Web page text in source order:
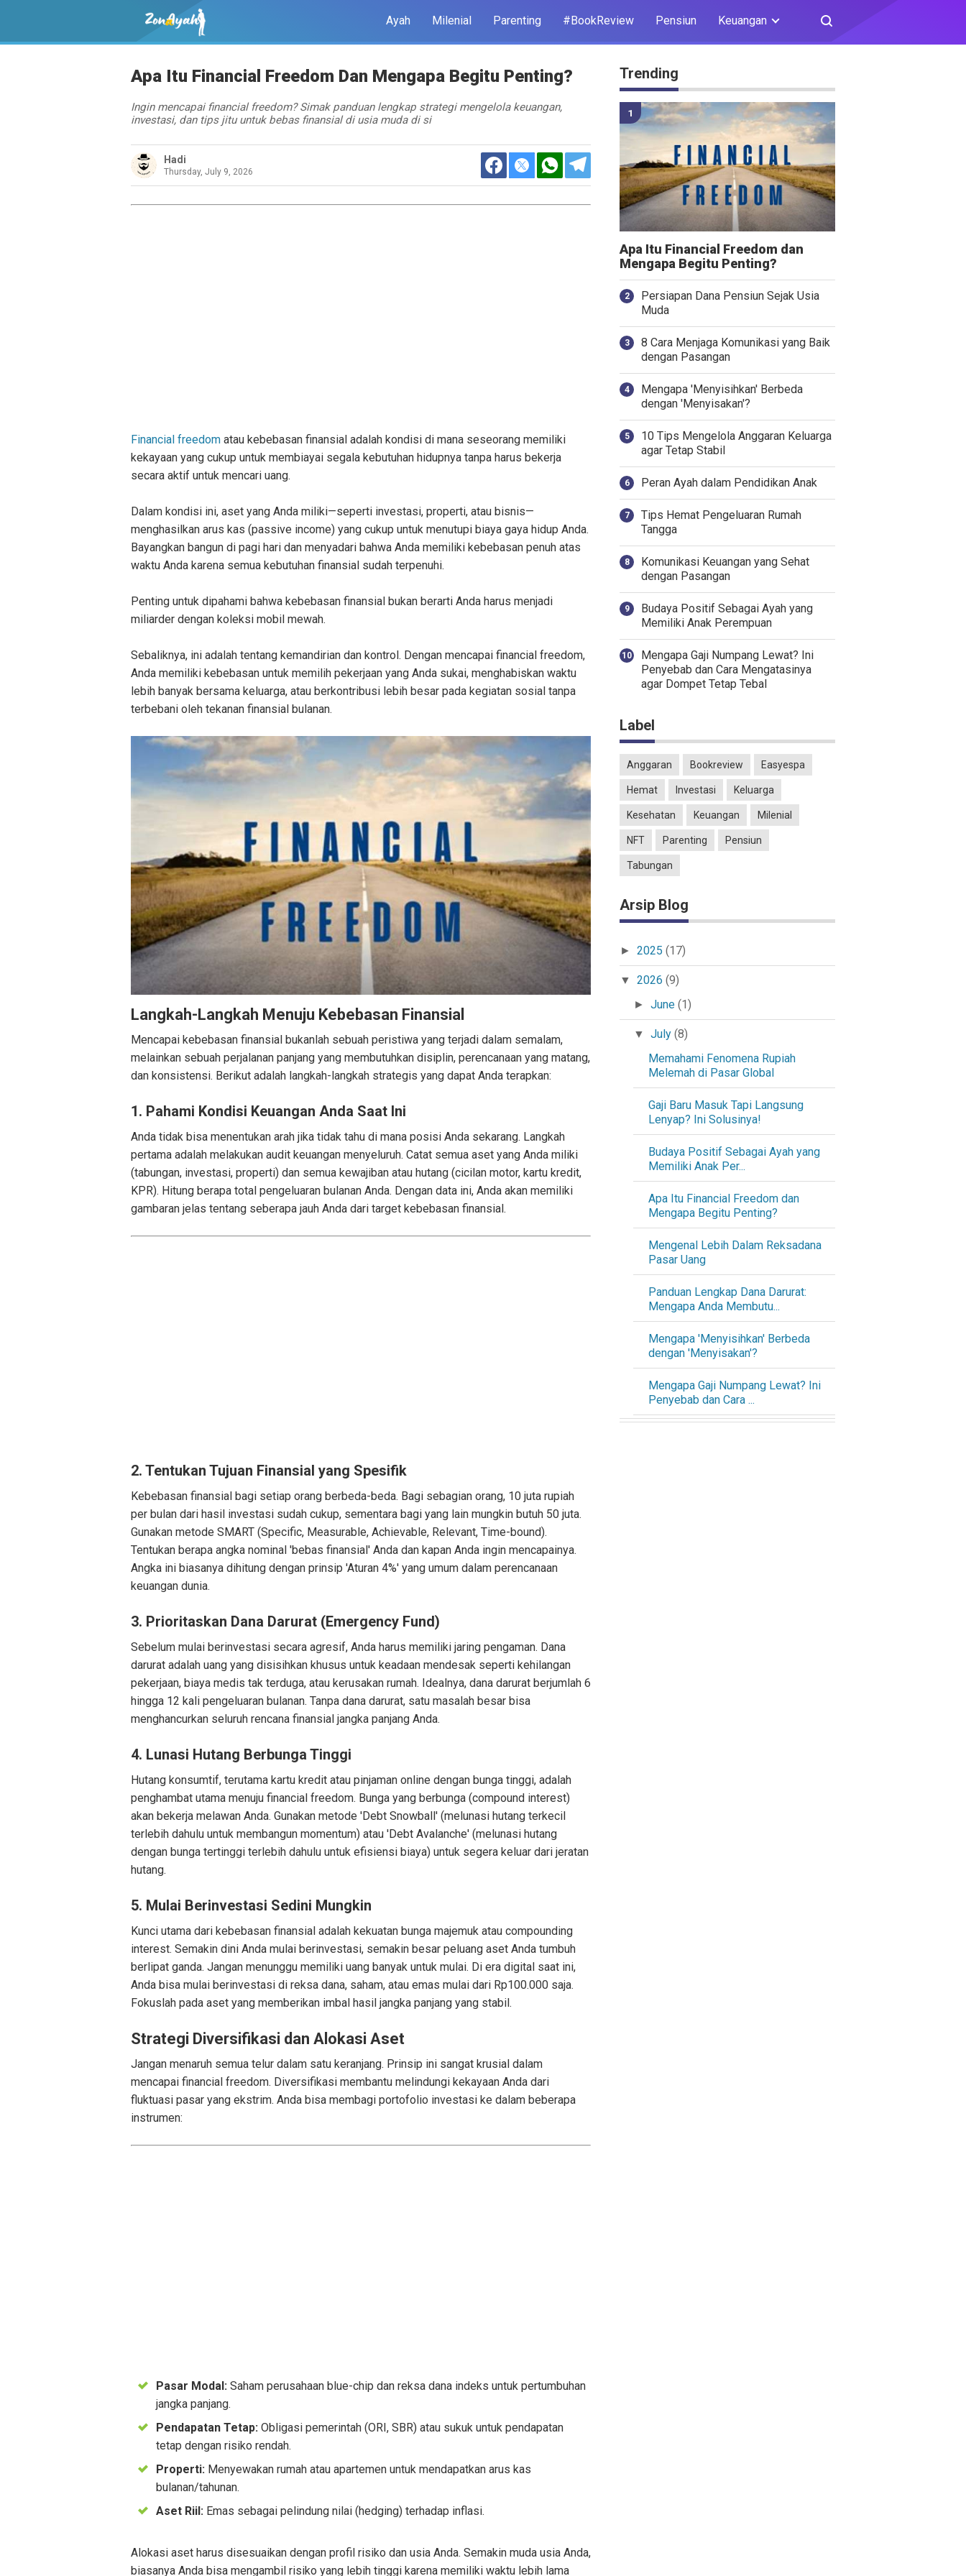
Ayah Milenial Parenting #BookReview Pensiun Keuangan
Apa Itu Financial Freedom Dan Mengapa Begitu Penting?
Ingin mencapai financial freedom? Simak panduan lengkap strategi mengelola keuangan,
investasi, dan tips jitu untuk bebas finansial di usia muda di si
Hadi
Thursday, July 9, 2026
Financial freedom atau kebebasan finansial adalah kondisi di mana seseorang memiliki
kekayaan yang cukup untuk membiayai segala kebutuhan hidupnya tanpa harus bekerja
secara aktif untuk mencari uang.
Dalam kondisi ini, aset yang Anda miliki—seperti investasi, properti, atau bisnis—
menghasilkan arus kas (passive income) yang cukup untuk menutupi biaya gaya hidup Anda.
Bayangkan bangun di pagi hari dan menyadari bahwa Anda memiliki kebebasan penuh atas
waktu Anda karena semua kebutuhan finansial sudah terpenuhi.
Penting untuk dipahami bahwa kebebasan finansial bukan berarti Anda harus menjadi
miliarder dengan koleksi mobil mewah.
Sebaliknya, ini adalah tentang kemandirian dan kontrol. Dengan mencapai financial freedom,
Anda memiliki kebebasan untuk memilih pekerjaan yang Anda sukai, menghabiskan waktu
lebih banyak bersama keluarga, atau berkontribusi lebih besar pada kegiatan sosial tanpa
terbebani oleh tekanan finansial bulanan.
Langkah-Langkah Menuju Kebebasan Finansial
Mencapai kebebasan finansial bukanlah sebuah peristiwa yang terjadi dalam semalam,
melainkan sebuah perjalanan panjang yang membutuhkan disiplin, perencanaan yang matang,
dan konsistensi. Berikut adalah langkah-langkah strategis yang dapat Anda terapkan:
1. Pahami Kondisi Keuangan Anda Saat Ini
Anda tidak bisa menentukan arah jika tidak tahu di mana posisi Anda sekarang. Langkah
pertama adalah melakukan audit keuangan menyeluruh. Catat semua aset yang Anda miliki
(tabungan, investasi, properti) dan semua kewajiban atau hutang (cicilan motor, kartu kredit,
KPR). Hitung berapa total pengeluaran bulanan Anda. Dengan data ini, Anda akan memiliki
gambaran jelas tentang seberapa jauh Anda dari target kebebasan finansial.
2. Tentukan Tujuan Finansial yang Spesifik
Kebebasan finansial bagi setiap orang berbeda-beda. Bagi sebagian orang, 10 juta rupiah
per bulan dari hasil investasi sudah cukup, sementara bagi yang lain mungkin butuh 50 juta.
Gunakan metode SMART (Specific, Measurable, Achievable, Relevant, Time-bound).
Tentukan berapa angka nominal 'bebas finansial' Anda dan kapan Anda ingin mencapainya.
Angka ini biasanya dihitung dengan prinsip 'Aturan 4%' yang umum dalam perencanaan
keuangan dunia.
3. Prioritaskan Dana Darurat (Emergency Fund)
Sebelum mulai berinvestasi secara agresif, Anda harus memiliki jaring pengaman. Dana
darurat adalah uang yang disisihkan khusus untuk keadaan mendesak seperti kehilangan
pekerjaan, biaya medis tak terduga, atau kerusakan rumah. Idealnya, dana darurat berjumlah 6
hingga 12 kali pengeluaran bulanan. Tanpa dana darurat, satu masalah besar bisa
menghancurkan seluruh rencana finansial jangka panjang Anda.
4. Lunasi Hutang Berbunga Tinggi
Hutang konsumtif, terutama kartu kredit atau pinjaman online dengan bunga tinggi, adalah
penghambat utama menuju financial freedom. Bunga yang berbunga (compound interest)
akan bekerja melawan Anda. Gunakan metode 'Debt Snowball' (melunasi hutang terkecil
terlebih dahulu untuk membangun momentum) atau 'Debt Avalanche' (melunasi hutang
dengan bunga tertinggi terlebih dahulu untuk efisiensi biaya) untuk segera keluar dari jeratan
hutang.
5. Mulai Berinvestasi Sedini Mungkin
Kunci utama dari kebebasan finansial adalah kekuatan bunga majemuk atau compounding
interest. Semakin dini Anda mulai berinvestasi, semakin besar peluang aset Anda tumbuh
berlipat ganda. Jangan menunggu memiliki uang banyak untuk mulai. Di era digital saat ini,
Anda bisa mulai berinvestasi di reksa dana, saham, atau emas mulai dari Rp100.000 saja.
Fokuslah pada aset yang memberikan imbal hasil jangka panjang yang stabil.
Strategi Diversifikasi dan Alokasi Aset
Jangan menaruh semua telur dalam satu keranjang. Prinsip ini sangat krusial dalam
mencapai financial freedom. Diversifikasi membantu melindungi kekayaan Anda dari
fluktuasi pasar yang ekstrim. Anda bisa membagi portofolio investasi ke dalam beberapa
instrumen:
Pasar Modal: Saham perusahaan blue-chip dan reksa dana indeks untuk pertumbuhan
jangka panjang.
Pendapatan Tetap: Obligasi pemerintah (ORI, SBR) atau sukuk untuk pendapatan
tetap dengan risiko rendah.
Properti: Menyewakan rumah atau apartemen untuk mendapatkan arus kas
bulanan/tahunan.
Aset Riil: Emas sebagai pelindung nilai (hedging) terhadap inflasi.
Alokasi aset harus disesuaikan dengan profil risiko dan usia Anda. Semakin muda usia Anda,
biasanya Anda bisa mengambil risiko yang lebih tinggi karena memiliki waktu lebih lama
Trending
Apa Itu Financial Freedom dan
Mengapa Begitu Penting?
Persiapan Dana Pensiun Sejak Usia
Muda
8 Cara Menjaga Komunikasi yang Baik
dengan Pasangan
Mengapa 'Menyisihkan' Berbeda
dengan 'Menyisakan'?
10 Tips Mengelola Anggaran Keluarga
agar Tetap Stabil
Peran Ayah dalam Pendidikan Anak
Tips Hemat Pengeluaran Rumah
Tangga
Komunikasi Keuangan yang Sehat
dengan Pasangan
Budaya Positif Sebagai Ayah yang
Memiliki Anak Perempuan
Mengapa Gaji Numpang Lewat? Ini
Penyebab dan Cara Mengatasinya
agar Dompet Tetap Tebal
Label
Anggaran Bookreview Easyespa
Hemat Investasi Keluarga
Kesehatan Keuangan Milenial
NFT Parenting Pensiun
Tabungan
Arsip Blog
► 2025 (17)
▼ 2026 (9)
►June(1)
▼July(8)
Memahami Fenomena Rupiah
Melemah di Pasar Global
Gaji Baru Masuk Tapi Langsung
Lenyap? Ini Solusinya!
Budaya Positif Sebagai Ayah yang
Memiliki Anak Per...
Apa Itu Financial Freedom dan
Mengapa Begitu Penting?
Mengenal Lebih Dalam Reksadana
Pasar Uang
Panduan Lengkap Dana Darurat:
Mengapa Anda Membutu...
Mengapa 'Menyisihkan' Berbeda
dengan 'Menyisakan'?
Mengapa Gaji Numpang Lewat? Ini
Penyebab dan Cara ...